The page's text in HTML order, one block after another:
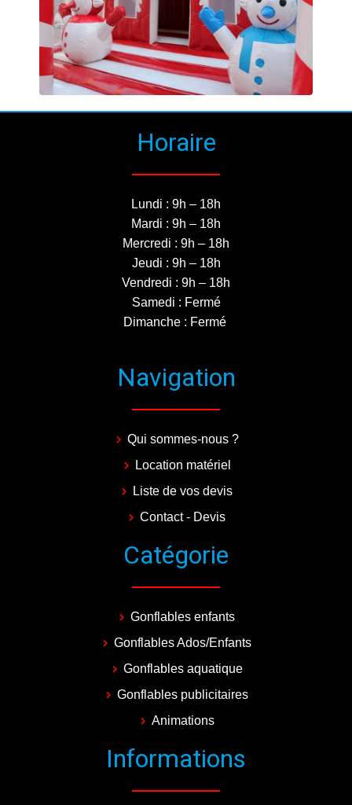
Horaire
Lundi : 9h – 18h
Mardi : 9h – 18h
Mercredi : 9h – 18h
Jeudi : 9h – 18h
Vendredi : 9h – 18h
Samedi : Fermé
Dimanche : Fermé
Navigation
Qui sommes-nous ?
Location matériel
Liste de vos devis
Contact - Devis
Catégorie
Gonflables enfants
Gonflables Ados/Enfants
Gonflables aquatique
Gonflables publicitaires
Animations
Informations